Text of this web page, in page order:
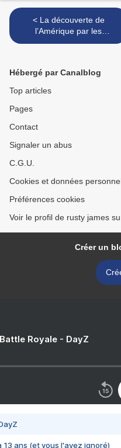
< La découverte de
l’Amérique par les
musulmans plusieurs
Hébergé par Canalblog
Top articles
Pages
Contact
Signaler un abus
C.G.U.
Cookies et données
Préférences cookies
Voir le profil de rusty james
Créer un
Royale - DayZ
13 ans (et vous l'avez ignoré)